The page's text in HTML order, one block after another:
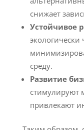
снижает
Устойчивое
экологически
среду.
Развитие
стимулируют
привлекают